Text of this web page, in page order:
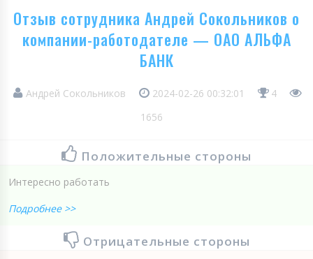
Отзыв сотрудника Андрей Сокольников о
компании-работодателе — ОАО АЛЬФА
БАНК
Андрей Сокольников 2024-02-26 00:32:01
4
1656
Положительные стороны
Интересно работать
Подробнее >>
Отрицательные стороны